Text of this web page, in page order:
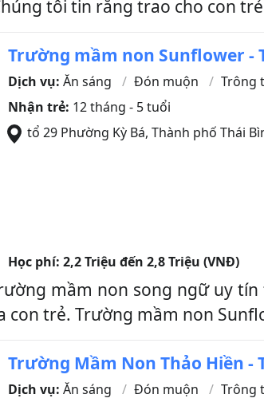
tôi tin rằng trao cho con
Trường mầm non Sunflower -
Dịch vụ: Ăn sáng Đón muộn
Trông
Nhận trẻ: 12 tháng - 5 tuổi
tổ 29 Phường Kỳ Bá, Thành phố Thái
Học phí: 2,2 Triệu đến 2,8 Triệu (VNĐ)
mầm non song ngữ uy
trẻ. Trường mầm non
Trường Mầm Non Thảo Hiền -
Dịch vụ: Ăn sáng Đón muộn Trông